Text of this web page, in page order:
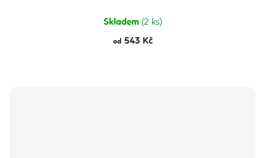
hvězdiček.
Skladem (2 ks)
od 543 Kč